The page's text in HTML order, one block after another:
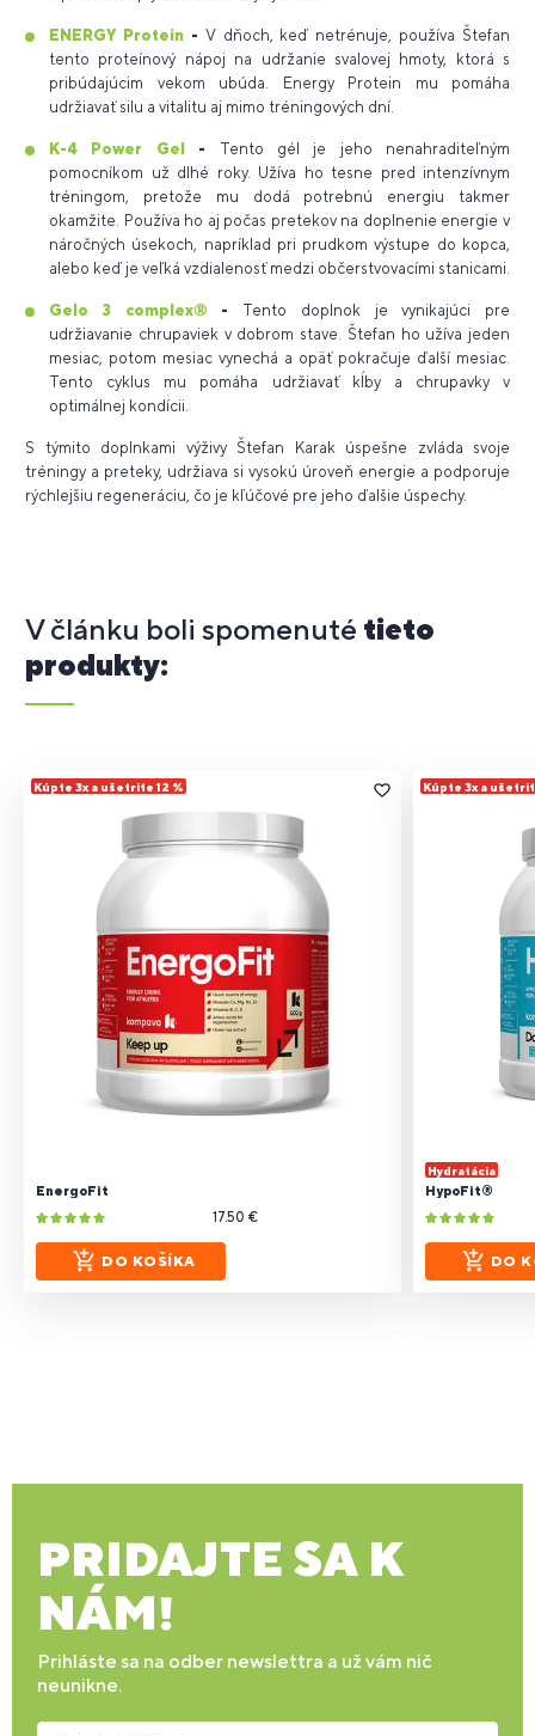
ENERGY Protein- V dňoch, keď netrénuje, používa Štefan
tento proteínový nápoj na udržanie svalovej hmoty, ktorá s
pribúdajúcim vekom ubúda. Energy Protein mu pomáha
udržiavať silu a vitalitu aj mimo tréningových dní.
K-4 Power Gel - Tento gél je jeho nenahraditeľným
pomocníkom už dlhé roky. Užíva ho tesne pred intenzívnym
tréningom, pretože mu dodá potrebnú energiu takmer
okamžite. Používa ho aj počas pretekov na doplnenie energie v
náročných úsekoch, napríklad pri prudkom výstupe do kopca,
alebo keď je veľká vzdialenosť medzi občerstvovacími stanicami.
Gelo 3 complex® - Tento doplnok je vynikajúci pre
udržiavanie chrupaviek v dobrom stave. Štefan ho užíva jeden
mesiac, potom mesiac vynechá a opäť pokračuje ďalší mesiac.
Tento cyklus mu pomáha udržiavať kĺby a chrupavky v
optimálnej kondícii.
S týmito doplnkami výživy Štefan Karak úspešne zvláda svoje
tréningy a preteky, udržiava si vysokú úroveň energie a podporuje
rýchlejšiu regeneráciu, čo je kľúčové pre jeho ďalšie úspechy.
V článku boli spomenuté tieto
produkty:
Kúpte 3x a ušetrite 12 %
EnergoFit
17.50 €
DO KOŠÍKA
Kúpte 3x a
Hydratácia
HypoFit®
DO
PRIDAJTE SA K
NÁM!
Prihláste sa na odber newslettra a už vám nič
neunikne.